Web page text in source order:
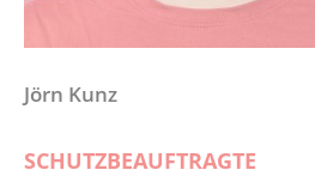
Jörn Kunz
SCHUTZBEAUFTRAGTE